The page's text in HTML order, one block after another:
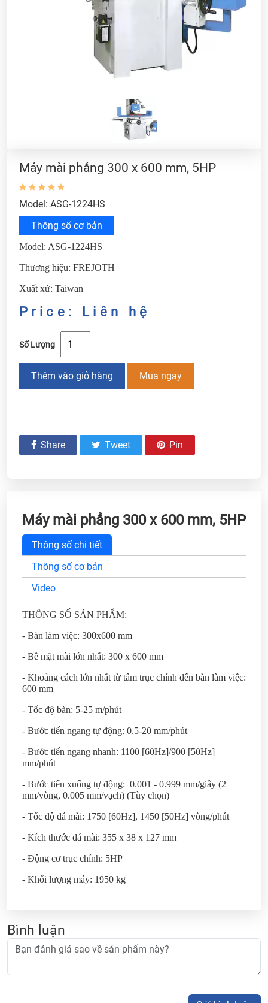
Máy mài phẳng 300 x 600 mm, 5HP
Model: ASG-1224HS
Thông số cơ bản
Model: ASG-1224HS
Thương hiệu: FREJOTH
Xuất xứ: Taiwan
Price: Liên hệ
Số Lượng
Thêm vào giỏ hàng Mua ngay
Share Tweet Pin
Máy mài phẳng 300 x 600 mm, 5HP
Thông số chi tiết
Thông số cơ bản
Video
THÔNG SỐ SẢN PHẨM:
- Bàn làm việc: 300x600 mm
- Bề mặt mài lớn nhất: 300 x 600 mm
- Khoảng cách lớn nhất từ tâm trục chính đến bàn làm việc:
600 mm
- Tốc độ bàn: 5-25 m/phút
- Bước tiến ngang tự động: 0.5-20 mm/phút
- Bước tiến ngang nhanh: 1100 [60Hz]/900 [50Hz]
mm/phút
- Bước tiến xuống tự động: 0.001 - 0.999 mm/giây (2
mm/vòng, 0.005 mm/vạch) (Tùy chọn)
- Tốc độ đá mài: 1750 [60Hz], 1450 [50Hz] vòng/phút
- Kích thước đá mài: 355 x 38 x 127 mm
- Động cơ trục chính: 5HP
- Khối lượng máy: 1950 kg
Bình luận